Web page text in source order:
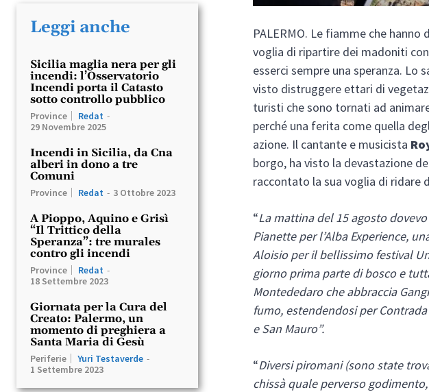
Leggi anche
Sicilia maglia nera per gli
incendi: l’Osservatorio
Incendi porta il Catasto
sotto controllo pubblico
Province Redat -
29 Novembre 2025
Incendi in Sicilia, da Cna
alberi in dono a tre
Comuni
Province Redat - 3 Ottobre 2023
A Pioppo, Aquino e Grisì
“Il Trittico della
Speranza”: tre murales
contro gli incendi
Province Redat -
18 Settembre 2023
Giornata per la Cura del
Creato: Palermo, un
momento di preghiera a
Santa Maria di Gesù
Periferie Yuri Testaverde -
1 Settembre 2023
PALERMO. Le fiamme che
voglia di ripartire dei madoniti
esserci sempre una speranza.
visto distruggere ettari di
turisti che sono tornati ad
perché una ferita come quella
azione. Il cantante e musicista
borgo, ha visto la devastazione
raccontato la sua voglia di
“La mattina del 15 agosto
Pianette per l’Alba Experience,
Aloisio per il bellissimo festival
giorno prima parte di bosco e
Montededaro che abbraccia
fumo, estendendosi per
e San Mauro”.
“Diversi piromani (sono state
chissà quale perverso